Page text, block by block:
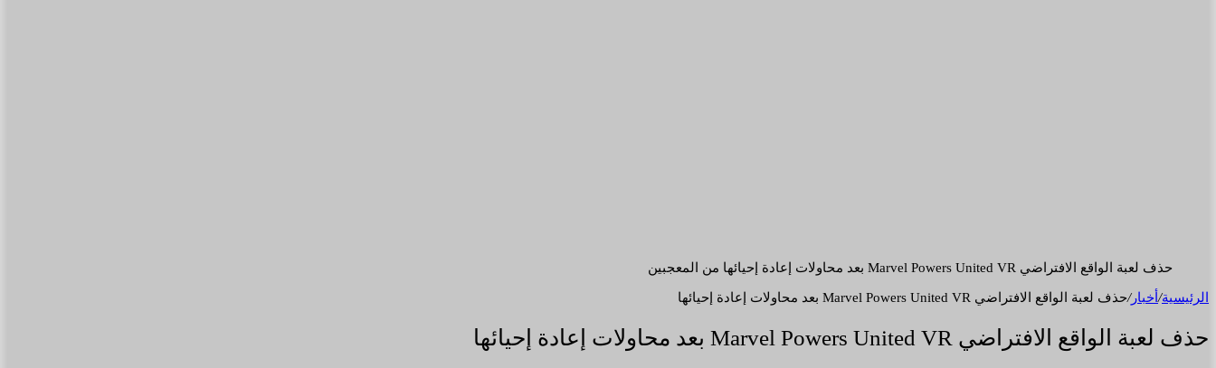
حذف لعبة الواقع الافتراضي Marvel Powers United VR بعد محاولات إعادة إحيائها من المعجبين
الرئيسية/ أخبار/حذف لعبة الواقع الافتراضي Marvel Powers United VR بعد محاولات إعادة إحيائها
حذف لعبة الواقع الافتراضي Marvel Powers United VR بعد محاولات إعادة إحيائها